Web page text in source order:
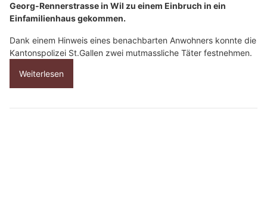
Georg-Rennerstrasse in Wil zu einem Einbruch in ein
Einfamilienhaus gekommen.
Dank einem Hinweis eines benachbarten Anwohners konnte die
Kantonspolizei St.Gallen zwei mutmassliche Täter festnehmen.
Weiterlesen